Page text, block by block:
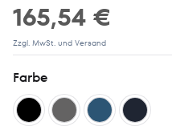
165,54 €
Zzgl. MwSt. und Versand
Farbe